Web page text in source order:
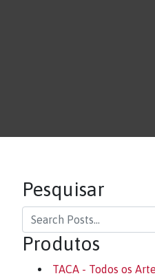
Pesquisar
Produtos
TACA - Todos os